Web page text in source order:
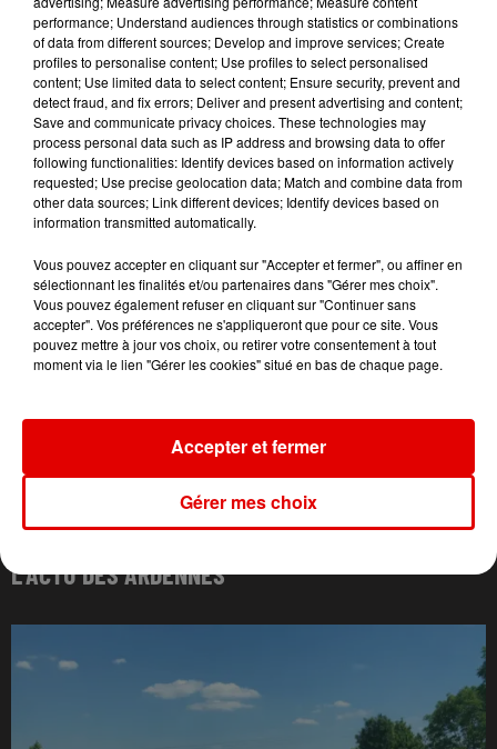
MATMATAH
Lambe An Dro
LUCENZO
Limencello
ARIANA GRANDE
Hate That I Made
You Love Me
L'ACTU DES ARDENNES
performance; Understand audiences through statistics or combinations
of data from different sources; Develop and improve services; Create
profiles to personalise content; Use profiles to select personalised
content; Use limited data to select content; Ensure security, prevent and
detect fraud, and fix errors; Deliver and present advertising and content;
Save and communicate privacy choices. These technologies may
process personal data such as IP address and browsing data to offer
following functionalities: Identify devices based on information actively
requested; Use precise geolocation data; Match and combine data from
other data sources; Link different devices; Identify devices based on
information transmitted automatically.
Vous pouvez accepter en cliquant sur "Accepter et fermer", ou affiner en
sélectionnant les finalités et/ou partenaires dans "Gérer mes choix".
Vous pouvez également refuser en cliquant sur "Continuer sans
accepter". Vos préférences ne s'appliqueront que pour ce site. Vous
pouvez mettre à jour vos choix, ou retirer votre consentement à tout
moment via le lien "Gérer les cookies" situé en bas de chaque page.
Gérer mes choix
Accepter et fermer